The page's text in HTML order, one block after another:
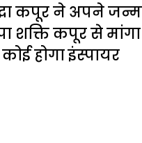
कपूर ने अपने
शक्ति कपूर से
होगा इंस्पायर